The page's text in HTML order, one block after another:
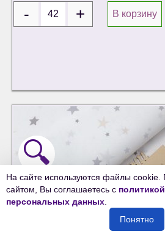
В корзину
🔍
На сайте используются файлы cookie.
сайтом, Вы соглашаетесь с
персональных данных
Понятно